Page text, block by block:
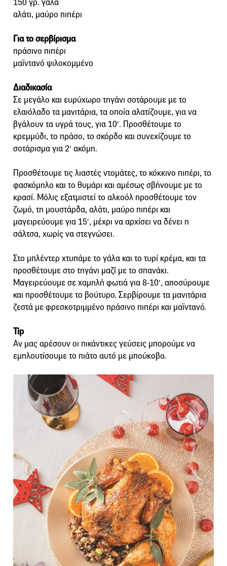
αλάτι, μαύρο πιπέρι
Για το σερβίρισμα
πράσινο πιπέρι
μαϊντανό ψιλοκομμένο
Διαδικασία
Σε μεγάλο και ευρύχωρο τηγάνι σοτάρουμε με το
ελαιόλαδο τα μανιτάρια, τα οποία αλατίζουμε, για να
βγάλουν τα υγρά τους, για 10′. Προσθέτουμε το
κρεμμύδι, το πράσο, το σκόρδο και συνεχίζουμε το
σοτάρισμα για 2′ ακόμη.
Προσθέτουμε τις λιαστές ντομάτες, το κόκκινο πιπέρι, το
φασκόμηλο και το θυμάρι και αμέσως σβήνουμε με το
κρασί. Μόλις εξατμιστεί το αλκοόλ προσθέτουμε τον
ζωμό, τη μουστάρδα, αλάτι, μαύρο πιπέρι και
μαγειρεύουμε για 15′, μέχρι να αρχίσει να δένει η
σάλτσα, χωρίς να στεγνώσει.
Στο μπλέντερ χτυπάμε το γάλα και το τυρί κρέμα, και τα
προσθέτουμε στο τηγάνι μαζί με το σπανάκι.
Μαγειρεύουμε σε χαμηλή φωτιά για 8-10′, αποσύρουμε
και προσθέτουμε το βούτυρο. Σερβίρουμε τα μανιτάρια
ζεστά με φρεσκοτριμμένο πράσινο πιπέρι και μαϊντανό.
Tip
Αν μας αρέσουν οι πικάντικες γεύσεις μπορούμε να
εμπλουτίσουμε το πιάτο αυτό με μπούκοβο.